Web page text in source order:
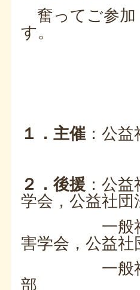
奮ってご参加
す。
１．主催 ：公
２．後援 ：公
学会，公益社
一般社団法
害学会，公益社
一般社団法
部